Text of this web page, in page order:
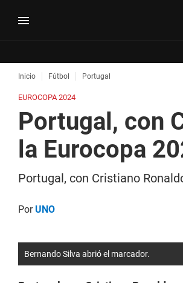
Inicio Fútbol Portugal
EUROCOPA 2024
Portugal, con
la Eurocopa
Portugal, con Cristiano
PorUNO
Bernando Silva abrió el marcador.